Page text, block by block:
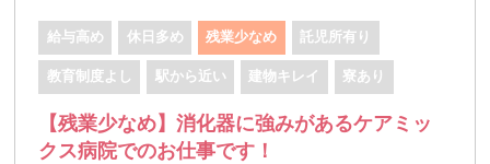
給与高め 休日多め 残業少なめ 託児所有り
教育制度よし 駅から近い 建物キレイ 寮あり
【残業少なめ】消化器に強みがあるケアミッ
クス病院でのお仕事です！